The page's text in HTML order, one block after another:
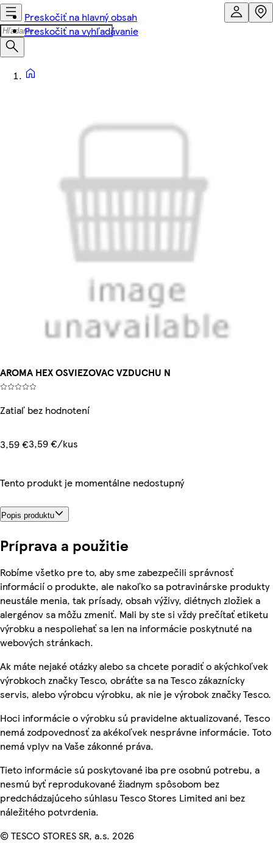
Preskočiť na hlavný obsah
Preskočiť na vyhľadávanie
AROMA HEX OSVIEZOVAC VZDUCHU N
Zatiaľ bez hodnotení
3,59 €3,59 €/kus
Tento produkt je momentálne nedostupný
Popis produktu
Príprava a použitie
Robíme všetko pre to, aby sme zabezpečili správnosť
informácií o produkte, ale nakoľko sa potravinárske produkty
neustále menia, tak prísady, obsah výživy, diétnych zložiek a
alergénov sa môžu zmeniť. Mali by ste si vždy prečítať etiketu
výrobku a nespoliehať sa len na informácie poskytnuté na
webových stránkach.
Ak máte nejaké otázky alebo sa chcete poradiť o akýchkoľvek
výrobkoch značky Tesco, obráťte sa na Tesco zákaznícky
servis, alebo výrobcu výrobku, ak nie je výrobok značky Tesco.
Hoci informácie o výrobku sú pravidelne aktualizované, Tesco
nemá zodpovednosť za akékoľvek nesprávne informácie. Toto
nemá vplyv na Vaše zákonné práva.
Tieto informácie sú poskytované iba pre osobnú potrebu, a
nesmú byť reprodukované žiadnym spôsobom bez
predchádzajúceho súhlasu Tesco Stores Limited ani bez
náležitého potvrdenia.
© TESCO STORES SR, a.s. 2026